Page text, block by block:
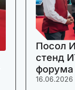
Посол
стенд
16.06.2026